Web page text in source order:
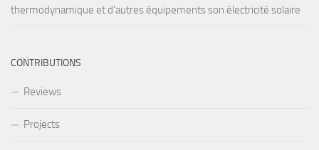
thermodynamique et d’autres équipements son électricité solaire
CONTRIBUTIONS
Reviews
Projects